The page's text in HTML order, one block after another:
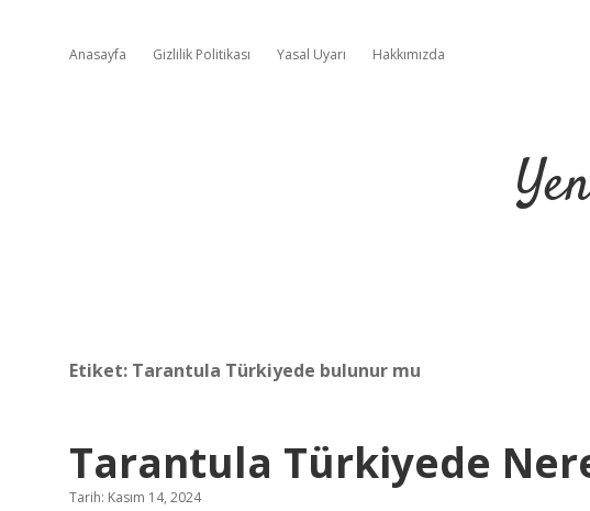
Anasayfa Gizlilik Politikası Yasal Uyarı Hakkımızda
Etiket: Tarantula Türkiyede bulunur mu
Tarantula Türkiyede
Tarih: Kasım 14, 2024